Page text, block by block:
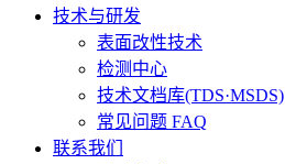
技术与研发
表面改性技术
检测中心
技术文档库(TDS·MSDS)
常见问题 FAQ
联系我们